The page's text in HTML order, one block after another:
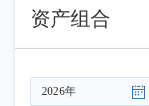
涨15.62%。
中证1000指
行业分布均衡、
大等特点。投资
分了解指数的特
资产组合